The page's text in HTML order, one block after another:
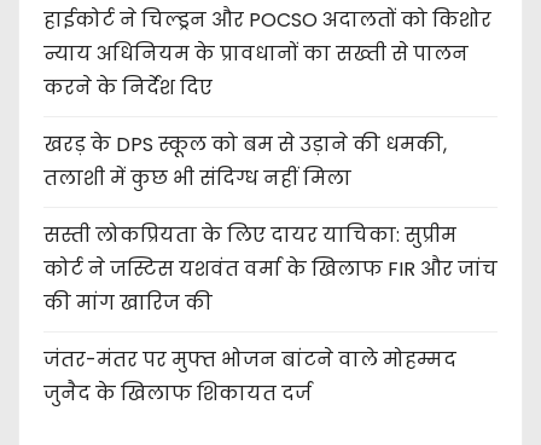
हाईकोर्ट ने चिल्ड्रन और POCSO अदालतों को किशोर
न्याय अधिनियम के प्रावधानों का सख्ती से पालन
करने के निर्देश दिए
खरड़ के DPS स्कूल को बम से उड़ाने की धमकी,
तलाशी में कुछ भी संदिग्ध नहीं मिला
सस्ती लोकप्रियता के लिए दायर याचिका: सुप्रीम
कोर्ट ने जस्टिस यशवंत वर्मा के खिलाफ FIR और जांच
की मांग खारिज की
जंतर-मंतर पर मुफ्त भोजन बांटने वाले मोहम्मद
जुनैद के खिलाफ शिकायत दर्ज